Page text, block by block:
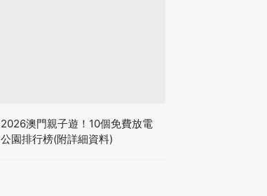
2026澳門親子遊！10個免費放電
公園排行榜(附詳細資料)